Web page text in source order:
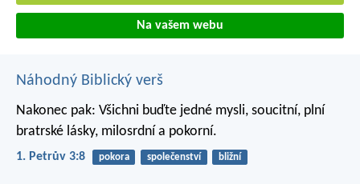
Na vašem webu
Náhodný Biblický verš
Nakonec pak: Všichni buďte jedné mysli, soucitní, plní
bratrské lásky, milosrdní a pokorní.
1. Petrův 3:8 pokora společenství bližní